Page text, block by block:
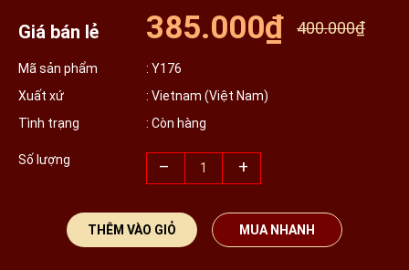
Giá bán lẻ 385.000₫ 400.000₫
Mã sản phẩm
: Y176
Xuất xứ
: Vietnam (Việt Nam)
Tình trạng
: Còn hàng
Số lượng – +
THÊM VÀO GIỎ MUA NHANH